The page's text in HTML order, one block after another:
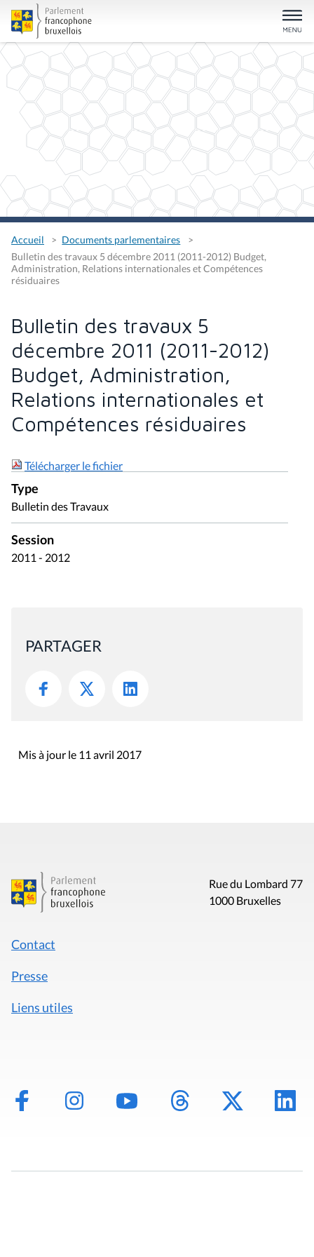
Accueil
Documents parlementaires
Bulletin des travaux 5 décembre 2011 (2011-2012) Budget,
Administration, Relations internationales et Compétences
résiduaires
Bulletin des travaux 5
décembre 2011 (2011-2012)
Budget, Administration,
Relations internationales et
Compétences résiduaires
Télécharger le fichier
Type
Bulletin des Travaux
Session
2011 - 2012
PARTAGER
Mis à jour le 11 avril 2017
Rue du Lombard 77
1000 Bruxelles
Contact
Presse
Liens utiles